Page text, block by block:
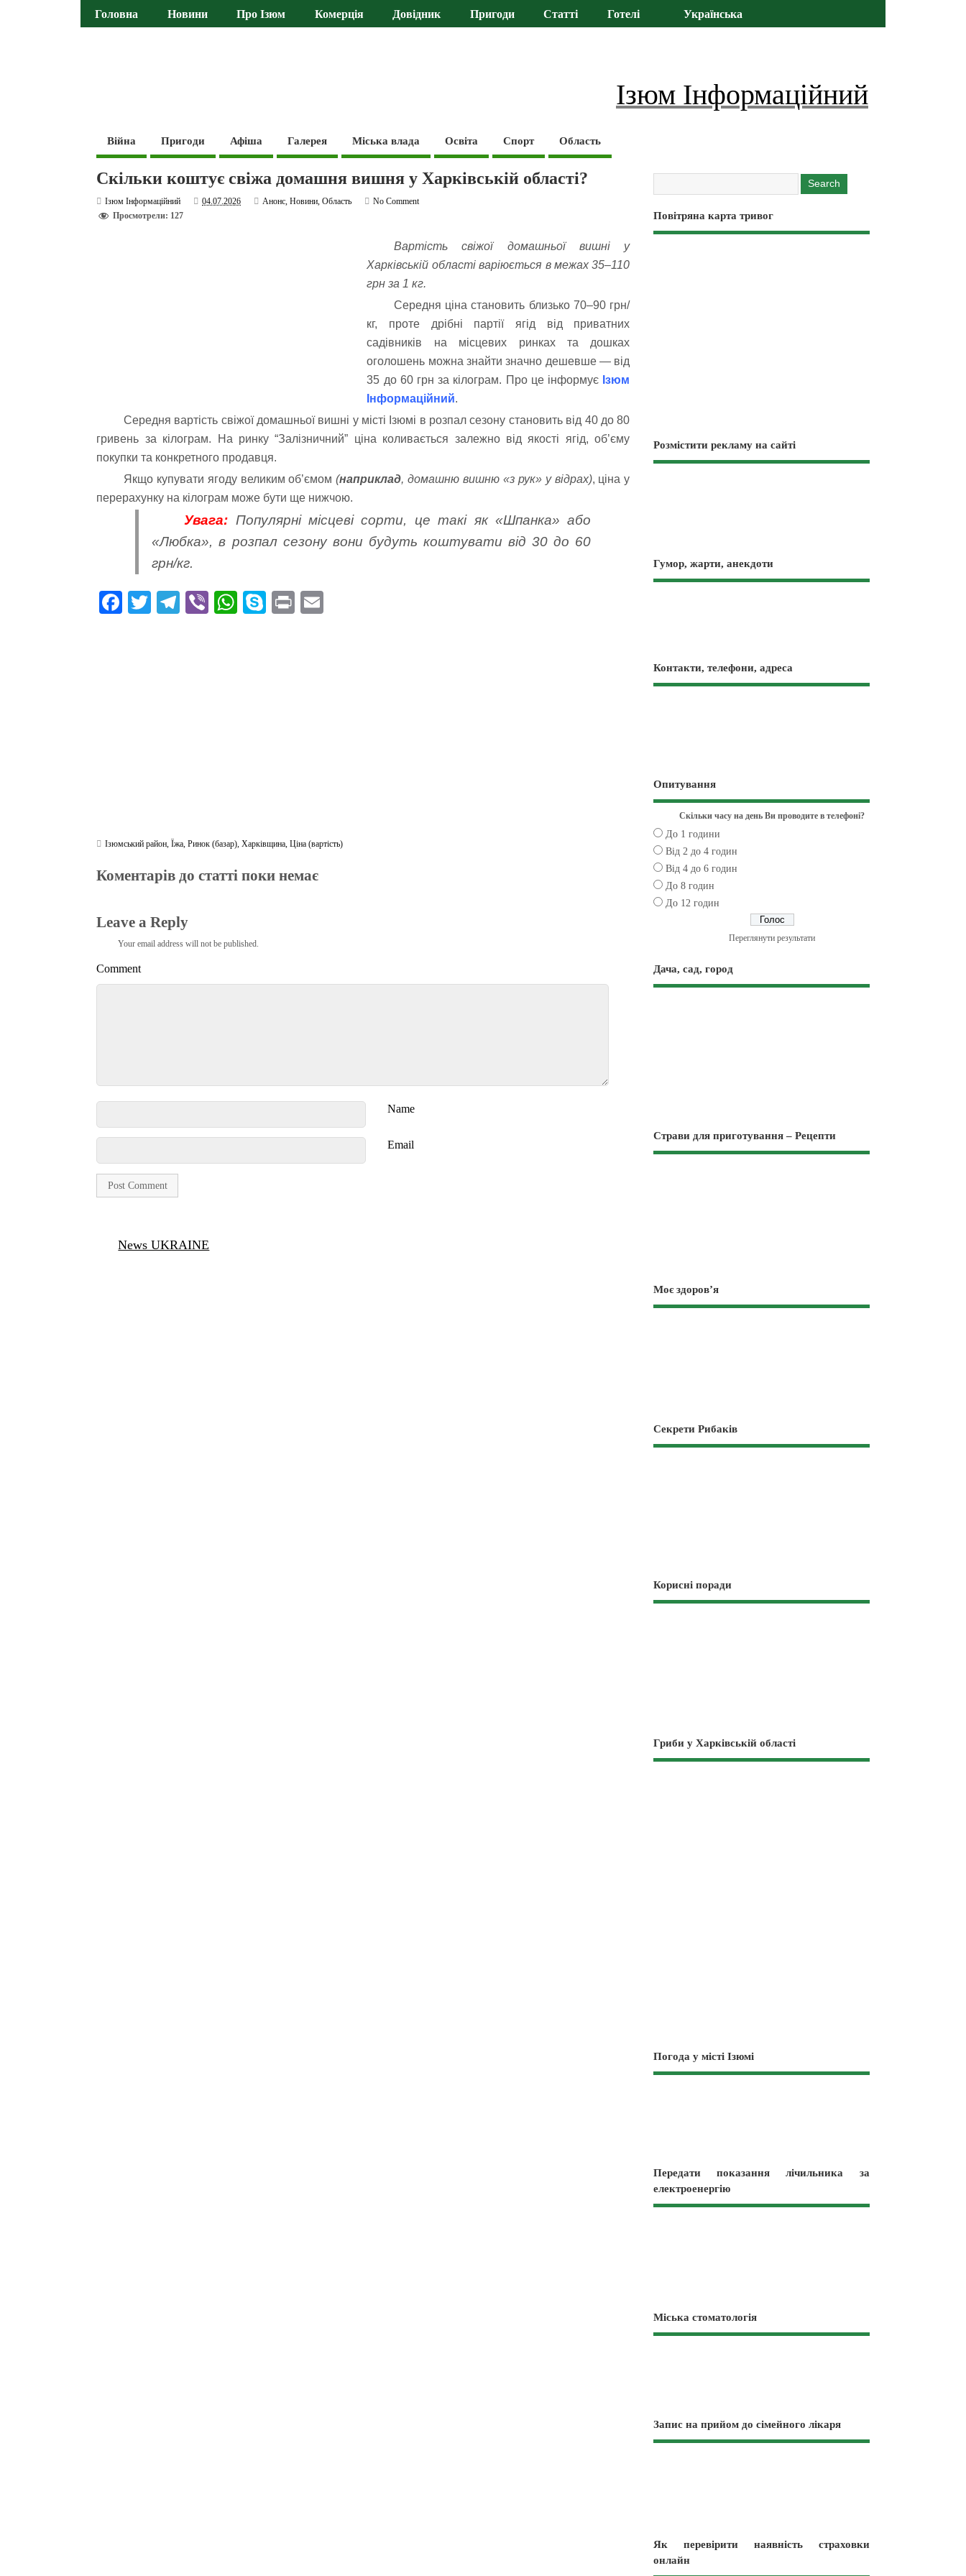
Головна Новини Про Ізюм Комерція Довідник Пригоди Статті Готелі Українська
Ізюм Інформаційний
Війна Пригоди Афіша Галерея Міська влада Освіта Спорт Область
Скільки коштує свіжа домашня вишня у Харківській області?
Ізюм Інформаційний 04.07.2026 Анонс,Новини,Область
No Comment
Просмотрели: 127
Вартість свіжої домашньої вишні у
Харківській області варіюється в межах 35–110
грн за 1 кг.
Середня ціна становить близько 70–90 грн/
кг, проте дрібні партії ягід від приватних
садівників на місцевих ринках та дошках
оголошень можна знайти значно дешевше — від
35 до 60 грн за кілограм. Про це інформує Ізюм
Інформаційний.
Середня вартість свіжої домашньої вишні у місті Ізюмі в розпал сезону становить від 40 до 80
гривень за кілограм. На ринку “Залізничний” ціна коливається залежно від якості ягід, об’єму
покупки та конкретного продавця.
Якщо купувати ягоду великим об’ємом(наприклад, домашню вишню «з рук» у відрах), ціна у
перерахунку на кілограм може бути ще нижчою.
Увага: Популярні місцеві сорти, це такі як «Шпанка» або
«Любка», в розпал сезону вони будуть коштувати від 30 до 60
грн/кг.
Fa T
Te Vi
W
S
Pr
Ізюмський район,Їжа,Ринок (базар),Харківщина,Ціна (вартість)
Коментарів до статті поки немає
Leave a Reply
Your email address will not be published.
Comment
Name
Email
News UKRAINE
Повітряна карта тривог
Розмістити рекламу на сайті
Гумор, жарти, анекдоти
Контакти, телефони, адреса
Опитування
Скільки часу на день Ви проводите в телефоні?
До 1 години
Від 2 до 4 годин
Від 4 до 6 годин
До 8 годин
До 12 годин
Переглянути результати
Дача, сад, город
Страви для приготування – Рецепти
Моє здоров’я
Секрети Рибаків
Корисні поради
Гриби у Харківській області
Погода у місті Ізюмі
Передати показання лічильника за
електроенергію
Міська стоматологія
Запис на прийом до сімейного лікаря
Як перевірити наявність страховки
онлайн